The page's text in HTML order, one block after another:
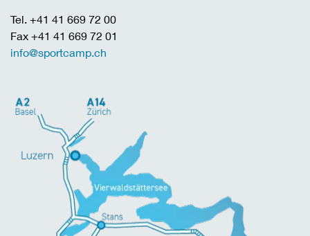
Tel. +41 41 669 72 00
Fax +41 41 669 72 01
info@sportcamp.ch